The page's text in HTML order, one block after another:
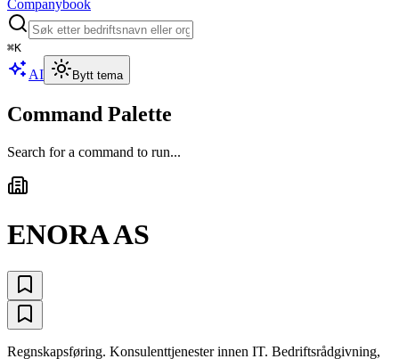
Companybook
⌘K
AI Bytt tema
Command Palette
Search for a command to run...
ENORA AS
Regnskapsføring. Konsulenttjenester innen IT. Bedriftsrådgivning,